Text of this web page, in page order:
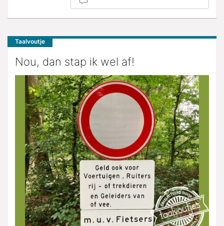
Taalvoutje
Nou, dan stap ik wel af!